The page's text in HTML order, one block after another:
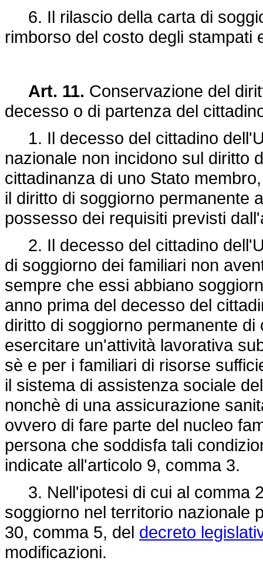
6. Il rilascio della carta di
rimborso del costo degli stampati
Art. 11. Conservazione del
decesso o di partenza del
1. Il decesso del cittadino
nazionale non incidono sul diritto
cittadinanza di uno Stato
il diritto di soggiorno permanente
possesso dei requisiti previsti
2. Il decesso del cittadino
di soggiorno dei familiari non
sempre che essi abbiano
anno prima del decesso del
diritto di soggiorno permanente
esercitare un'attività lavorativa
sè e per i familiari di risorse
il sistema di assistenza sociale
nonchè di una assicurazione
ovvero di fare parte del nucleo
persona che soddisfa tali
indicate all'articolo 9, comma 3.
3. Nell'ipotesi di cui al comma
soggiorno nel territorio nazionale
30, comma 5, del decreto
modificazioni.